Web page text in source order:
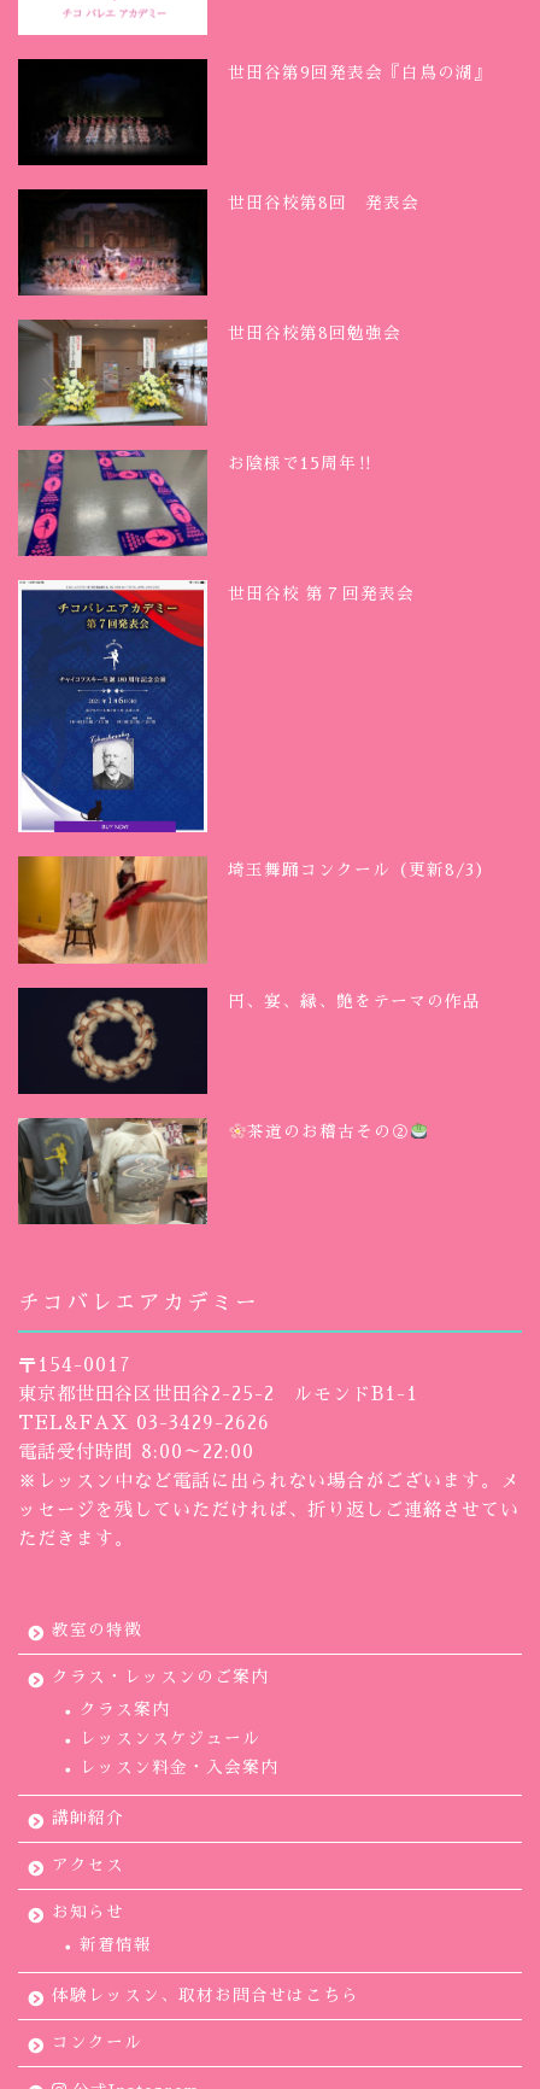
世田谷第9回発表会『白鳥の湖』
世田谷校第8回 発表会
世田谷校第8回勉強会
お陰様で15周年‼︎
世田谷校 第７回発表会
埼玉舞踊コンクール（更新8/3）
円、宴、縁、艶をテーマの作品
茶道のお稽古その②
チコバレエアカデミー
〒154-0017
東京都世田谷区世田谷2-25-2 ルモンドB1-1
TEL&FAX 03-3429-2626
電話受付時間 8:00～22:00
※レッスン中など電話に出られない場合がございます。メ
ッセージを残していただければ、折り返しご連絡させてい
ただきます。
教室の特徴
クラス・レッスンのご案内
クラス案内
レッスンスケジュール
レッスン料金・入会案内
講師紹介
アクセス
お知らせ
新着情報
体験レッスン、取材お問合せはこちら
コンクール